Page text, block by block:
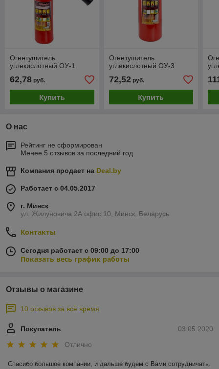
Огнетушитель
углекислотный ОУ-1
62,78 руб.
Купить
Огнетушитель
углекислотный ОУ-3
72,52руб.
Купить
О нас
Рейтинг не сформирован
Менее 5 отзывов за последний год
Компания продает на Deal.by
Работает с 04.05.2017
г. Минск
ул. Жилуновича 2А офис 10, Минск, Беларусь
Контакты
Сегодня работает с 09:00 до 17:00
Показать весь график работы
Отзывы о магазине
10 отзывов за всё время
03.05.2020
Покупатель
Отлично
Спасибо большое компании, и дальше будем с Вами сотрудничать.